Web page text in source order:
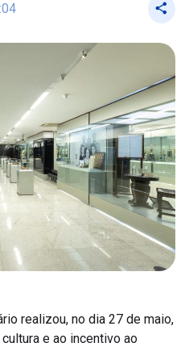
realizou, no dia 27 de maio,
e ao incentivo ao